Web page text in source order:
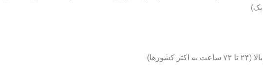
کشورها)